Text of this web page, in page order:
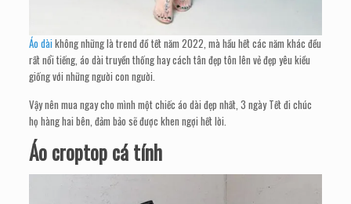
Áo dàikhông những là trend đồ tết năm 2022, mà hầu hết các năm khác đều
rất nổi tiếng, áo dài truyền thống hay cách tân đẹp tôn lên vẻ đẹp yêu kiều
giống với những người con người.
Vậy nên mua ngay cho mình một chiếc áo dài đẹp nhất, 3 ngày Tết đi chúc
họ hàng hai bên, đảm bảo sẽ được khen ngợi hết lời.
Áo croptop cá tính